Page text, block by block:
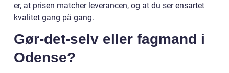
er, at prisen matcher leverancen, og at du ser ensartet
kvalitet gang på gang.
Gør-det-selv eller fagmand i
Odense?